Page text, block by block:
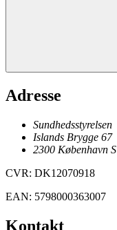
Adresse
Sundhedsstyrelsen
Islands Brygge 67
2300 København S
CVR: DK12070918
EAN: 5798000363007
Kontakt